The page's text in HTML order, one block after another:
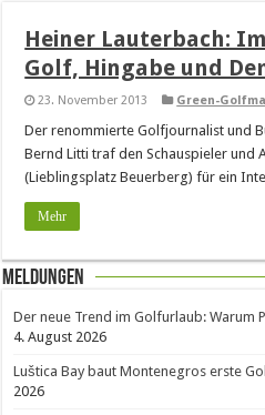
Heiner Lauterbach:
Golf, Hingabe und
23. November 2013 Green-
Der renommierte Golfjournalist und
Bernd Litti traf den Schauspieler und
(Lieblingsplatz Beuerberg) für ein
Mehr
Meldungen
Der neue Trend im Golfurlaub: Warum
4. August 2026
Luštica Bay baut Montenegros erste
2026